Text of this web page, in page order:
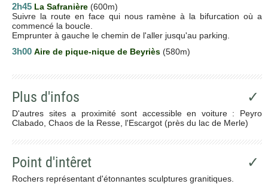
2h45 La Safranière (600m)
Suivre la route en face qui nous ramène à la bifurcation où a
commencé la boucle.
Emprunter à gauche le chemin de l'aller jusqu'au parking.
3h00 Aire de pique-nique de Beyriès (580m)
Plus d'infos ✓
D'autres sites a proximité sont accessible en voiture : Peyro
Clabado, Chaos de la Resse, l'Escargot (près du lac de Merle)
Point d'intêret ✓
Rochers représentant d'étonnantes sculptures granitiques.